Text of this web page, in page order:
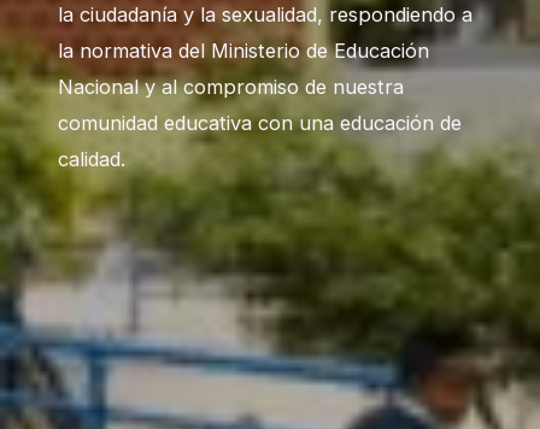
la ciudadanía y la sexualidad, respondiendo a
la normativa del Ministerio de Educación
Nacional y al compromiso de nuestra
comunidad educativa con una educación de
calidad.